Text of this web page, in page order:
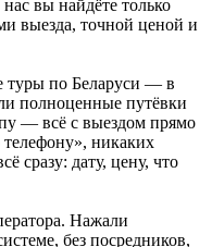
вы найдёте только
выезда, точной ценой и
туры по Беларуси — в
полноценные путёвки
— всё с выездом прямо
никаких
сразу: дату, цену, что
Нажали
без посредников,